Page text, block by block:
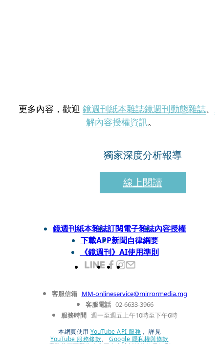
更多內容，歡迎 鏡週刊紙本雜誌鏡週刊動態雜誌、
解內容授權資訊。
獨家深度分析報導
線上閱讀
鏡週刊紙本雜誌訂閱電子雜誌內容授權
下載APP新聞自律綱要
《鏡週刊》AI使用準則
客服信箱 MM-onlineservice@mirrormedia.mg
客服電話 02-6633-3966
服務時間 週一至週五上午10時至下午6時
本網頁使用 YouTube API 服務 ， 詳見
YouTube 服務條款、
Google 隱私權與條款